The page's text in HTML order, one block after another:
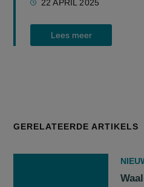
22 APRIL 2025
Lees meer
GERELATEERDE ARTIKELS